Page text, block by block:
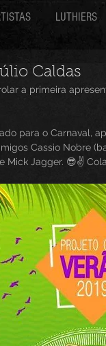
LUTHIERS
Caldas
a primeira
para o Carnaval,
Cassio Nobre
Mick Jagger. 😎✌